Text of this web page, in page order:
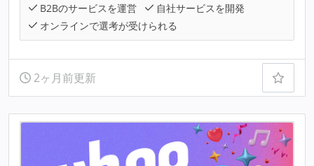
B2Bのサービスを運営
自社サービスを開発
オンラインで選考が受けられる
2ヶ月前更新